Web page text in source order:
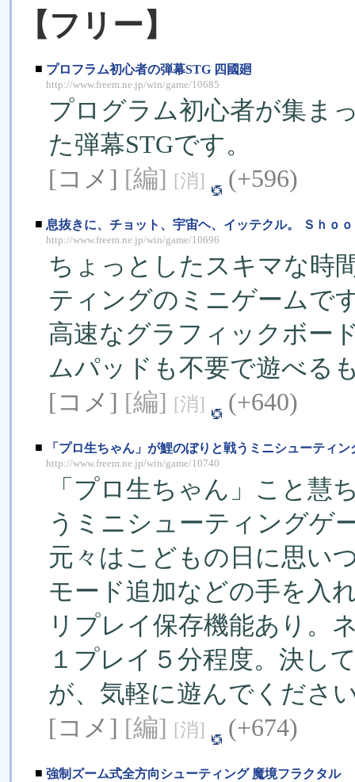
【フリー】
■ プロフラム初心者の弾幕STG 四國廻
http://www.freem.ne.jp/win/game/10685
プログラム初心者が集ま
た弾幕STGです。
[コメ] [編] [消] (+596)
■ 息抜きに、チョット、宇宙ヘ、イッテクル。 Ｓｈｏ
http://www.freem.ne.jp/win/game/10696
ちょっとしたスキマな時
ティングのミニゲームで
高速なグラフィックボー
ムパッドも不要で遊べる
[コメ] [編] [消] (+640)
■ 「プロ生ちゃん」が鯉のぼりと戦うミニシューティ
http://www.freem.ne.jp/win/game/10740
「プロ生ちゃん」こと慧
うミニシューティングゲ
元々はこどもの日に思い
モード追加などの手を入
リプレイ保存機能あり。
１プレイ５分程度。決し
が、気軽に遊んでくださ
[コメ] [編] [消] (+674)
■ 強制ズーム式全方向シューティング 魔境フラクタル